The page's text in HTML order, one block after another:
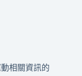
相關資訊的